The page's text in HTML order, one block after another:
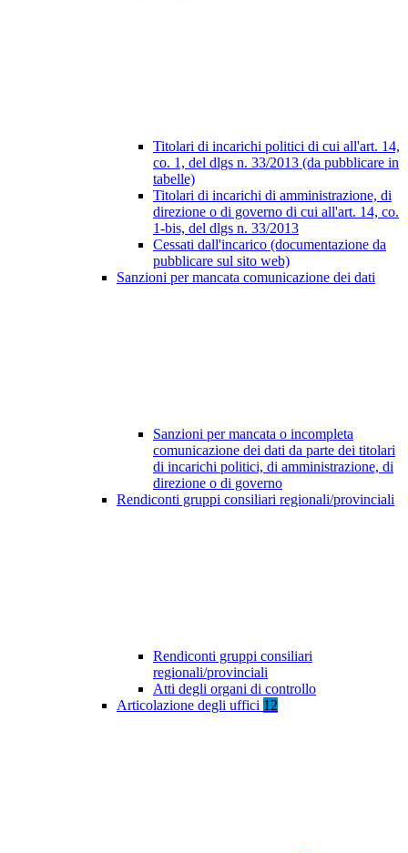
Titolari di incarichi politici di cui all'art. 14,
co. 1, del dlgs n. 33/2013 (da pubblicare in
tabelle)
Titolari di incarichi di amministrazione, di
direzione o di governo di cui all'art. 14, co.
1-bis, del dlgs n. 33/2013
Cessati dall'incarico (documentazione da
pubblicare sul sito web)
Sanzioni per mancata comunicazione dei dati
Sanzioni per mancata o incompleta
comunicazione dei dati da parte dei titolari
di incarichi politici, di amministrazione, di
direzione o di governo
Rendiconti gruppi consiliari regionali/provinciali
Rendiconti gruppi consiliari
regionali/provinciali
Atti degli organi di controllo
Articolazione degli uffici 12